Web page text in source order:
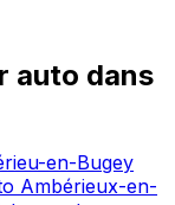
auto dans
en-Bugey
Ambérieux-en-